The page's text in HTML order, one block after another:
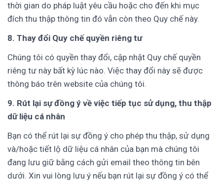
thời gian do pháp luật yêu cầu hoặc cho đến khi mục
đích thu thập thông tin đó vẫn còn theo Quy chế này.
8. Thay đổi Quy chế quyền riêng tư
Chúng tôi có quyền thay đổi, cập nhật Quy chế quyền
riêng tư này bất kỳ lúc nào. Việc thay đổi này sẽ được
thông báo trên website của chúng tôi.
9. Rút lại sự đồng ý về việc tiếp tục sử dụng, thu thập
dữ liệu cá nhân
Bạn có thể rút lại sự đồng ý cho phép thu thập, sử dụng
và/hoặc tiết lộ dữ liệu cá nhân của bạn mà chúng tôi
đang lưu giữ bằng cách gửi email theo thông tin bên
dưới. Xin vui lòng lưu ý nếu bạn rút lại sự đồng ý có thể